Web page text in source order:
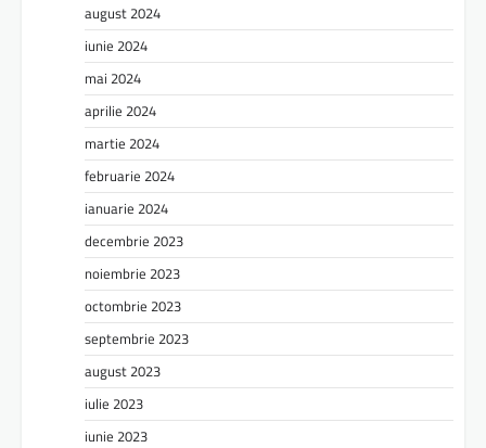
august 2024
iunie 2024
mai 2024
aprilie 2024
martie 2024
februarie 2024
ianuarie 2024
decembrie 2023
noiembrie 2023
octombrie 2023
septembrie 2023
august 2023
iulie 2023
iunie 2023